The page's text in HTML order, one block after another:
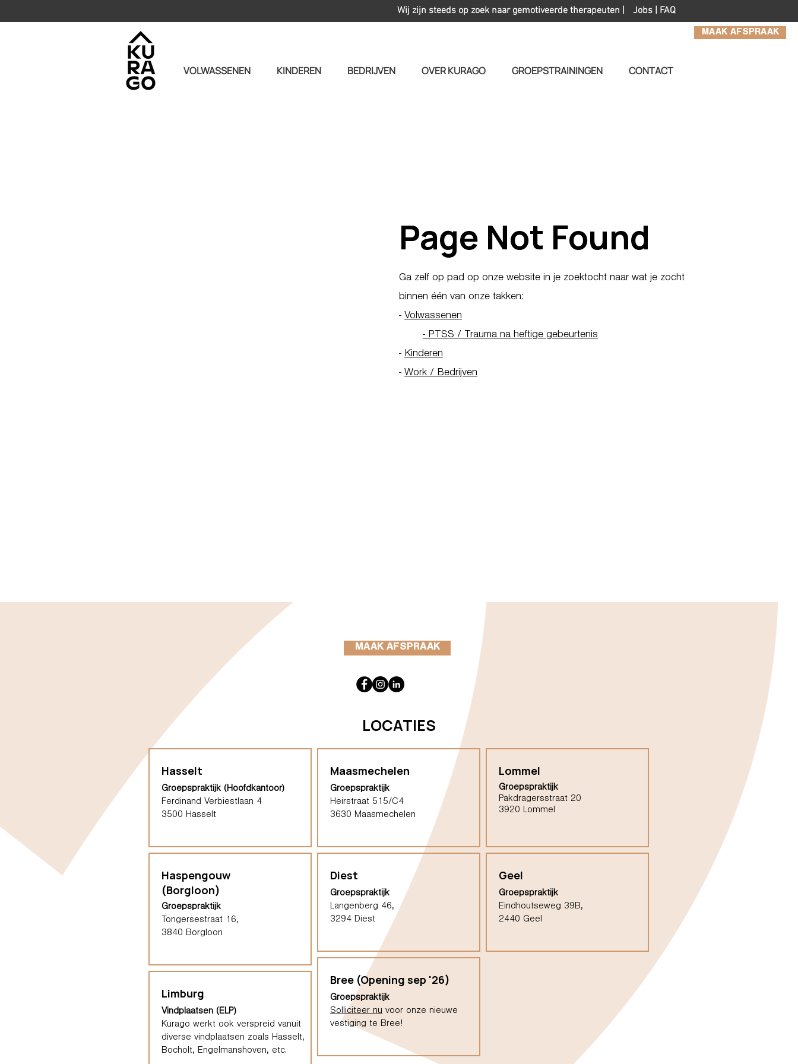
MAAK AFSPRAAK
Jobs | FAQ
Wij zijn steeds op zoek naar gemotiveerde therapeuten |
VOLWASSENEN KINDEREN BEDRIJVEN OVER KURAGO GROEPSTRAININGEN CONTACT
Page Not Found
Ga zelf op pad op onze website in je zoektocht naar wat je zocht
binnen één van onze takken:
- Volwassenen
- PTSS / Trauma na heftige gebeurtenis
- Kinderen
- Work / Bedrijven
MAAK AFSPRAAK
LOCATIES
Hasselt
Groepspraktijk (Hoofdkantoor)
Ferdinand Verbiestlaan 4
3500 Hasselt
Haspengouw
(Borgloon)
Groepspraktijk
Tongersestraat 16,
3840 Borgloon
Limburg
Vindplaatsen (ELP)
Kurago werkt ook verspreid vanuit
diverse vindplaatsen zoals Hasselt,
Bocholt, Engelmanshoven, etc.
Maasmechelen
Groepspraktijk
Heirstraat 515/C4
3630 Maasmechelen
Diest
Groepspraktijk
Langenberg 46,
3294 Diest
Bree (Opening sep '26)
Groepspraktijk
Solliciteer nu voor onze nieuwe
vestiging te Bree!
Lommel
Groepspraktijk
Pakdragersstraat 20
3920 Lommel
Geel
Groepspraktijk
Eindhoutseweg 39B,
2440 Geel